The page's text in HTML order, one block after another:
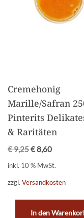
Cremehonig
Marille/Safran
Pinterits
& Raritäten
€9,25€8,60
inkl. 10 % MwSt.
zzgl. Versandkosten
In den